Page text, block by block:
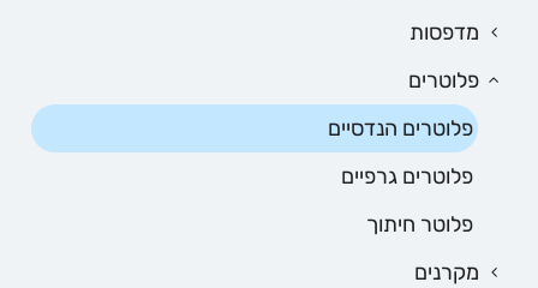
מדפסות
פלוטרים
פלוטרים הנדסיים
פלוטרים גרפיים
פלוטר חיתוך
מקרנים